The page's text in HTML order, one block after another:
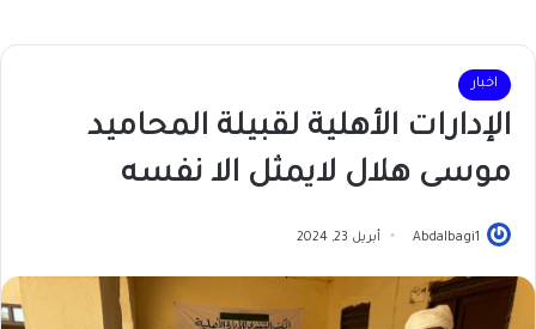
اخبار
الإدارات الأهلية لقبيلة المحاميد
موسى هلال لايمثل الا نفسه
Abdalbagi1 أبريل 23, 2024